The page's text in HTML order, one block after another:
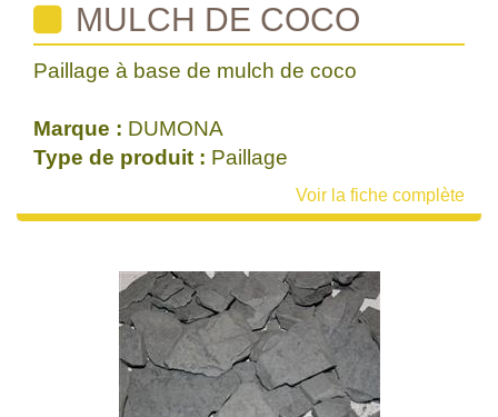
MULCH DE COCO
Paillage à base de mulch de coco
Marque : DUMONA
Type de produit : Paillage
Voir la fiche complète